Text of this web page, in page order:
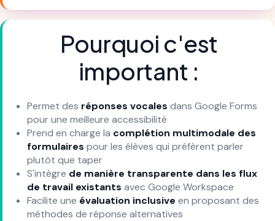
Pourquoi c'est
important :
Permet des réponses vocales dans Google Forms
pour une meilleure accessibilité
Prend en charge la complétion multimodale des
formulaires pour les élèves qui préfèrent parler
plutôt que taper
S'intègre de manière transparente dans les flux
de travail existants avec Google Workspace
Facilite une évaluation inclusive en proposant des
méthodes de réponse alternatives